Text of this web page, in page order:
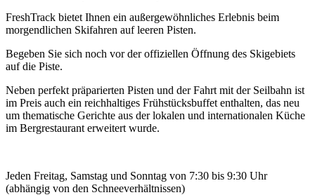
FreshTrack bietet Ihnen ein außergewöhnliches Erlebnis beim
morgendlichen Skifahren auf leeren Pisten.
Begeben Sie sich noch vor der offiziellen Öffnung des Skigebiets
auf die Piste.
Neben perfekt präparierten Pisten und der Fahrt mit der Seilbahn ist
im Preis auch ein reichhaltiges Frühstücksbuffet enthalten, das neu
um thematische Gerichte aus der lokalen und internationalen Küche
im Bergrestaurant erweitert wurde.
Jeden Freitag, Samstag und Sonntag von 7:30 bis 9:30 Uhr
(abhängig von den Schneeverhältnissen)